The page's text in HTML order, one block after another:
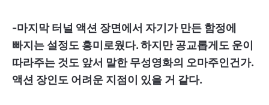
-마지막 터널 액션 장면에서 자기가 만든 함정에
빠지는 설정도 흥미로웠다. 하지만 공교롭게도 운이
따라주는 것도 앞서 말한 무성영화의 오마주인건가.
액션 장인도 어려운 지점이 있을 거 같다.